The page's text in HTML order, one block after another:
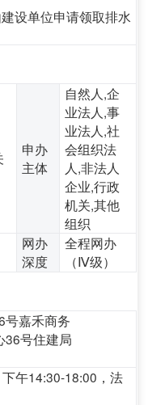
设单位申请领取排水
申办
主体
自然人,企
业法人,事
业法人,社
会组织法
人,非法人
企业,行政
机关,其他
组织
网办
深度
全程网办
（Ⅳ级）
号嘉禾商务
36号住建局
午14:30-18:00，法